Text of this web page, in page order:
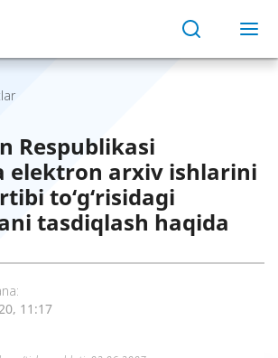
Respublikasi
elektron arxiv ishlarini
to‘g‘risidagi
tasdiqlash haqida
11:17